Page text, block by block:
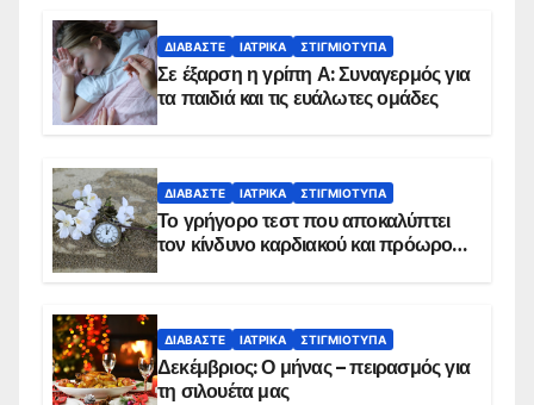
ΔΙΑΒΆΣΤΕ ΙΑΤΡΙΚΆ ΣΤΙΓΜΙΌΤΥΠΑ
Σε έξαρση η γρίπη Α: Συναγερμός για
τα παιδιά και τις ευάλωτες ομάδες
ΔΙΑΒΆΣΤΕ ΙΑΤΡΙΚΆ ΣΤΙΓΜΙΌΤΥΠΑ
Το γρήγορο τεστ που αποκαλύπτει
τον κίνδυνο καρδιακού και πρόωρου
ΔΙΑΒΆΣΤΕ ΙΑΤΡΙΚΆ ΣΤΙΓΜΙΌΤΥΠΑ
Δεκέμβριος: Ο μήνας – πειρασμός για
τη σιλουέτα μας